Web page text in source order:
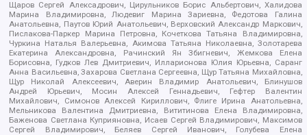
Щаров Сергей Алексадрович, Цирульников Борис Альбертович, Халидова
Марина Владимировна, Людевиг Марина Зариевна, Федотова Галина
Анатольевна, Паутов Юрий Анатольевич, Верховский Александр Маркович,
Пислакова-Паркер Марина Петровна, Кочеткова Татьяна Владимировна,
Чуркина Наталья Валерьевна, Акимова Татьяна Николаевна, Золотарева
Екатерина Александровна, Рачинский Ян Збигневич, Жемкова Елена
Борисовна, Гудков Лев Дмитриевич, Илларионова Юлия Юрьевна, Саранг
Анна Васильевна, Захарова Светлана Сергеевна, Щур Татьяна Михайловна,
Щур Николай Алексеевич, Аверин Владимир Анатольевич, Блинушов
Андрей Юрьевич, Мосин Алексей Геннадьевич, Гефтер Валентин
Михайлович, Симонов Алексей Кириллович, Флиге Ирина Анатольевна,
Мельникова Валентина Дмитриевна, Вититинова Елена Владимировна,
Баженова Светлана Куприяновна, Исаев Сергей Владимирович, Максимов
Сергей Владимирович, Беляев Сергей Иванович, Голубева Елена